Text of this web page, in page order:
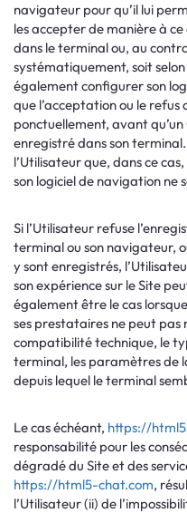
navigateur pour qu’il lui
les accepter de manière à
dans le terminal ou, au
systématiquement, soit
également configurer son
que l’acceptation ou le refus
ponctuellement, avant
enregistré dans son terminal.
l’Utilisateur que, dans ce
son logiciel de navigation ne
Si l’Utilisateur refuse
terminal ou son navigateur,
y sont enregistrés,
son expérience sur le Site
également être le cas lorsque
ses prestataires ne peut pas
compatibilité technique, le
terminal, les paramètres de
depuis lequel le terminal
Le cas échéant, https://
responsabilité pour les
dégradé du Site et des
https://html5-chat.com,
l’Utilisateur (ii) de